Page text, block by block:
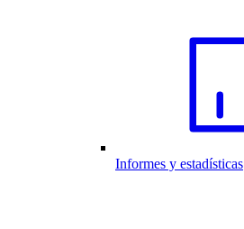
Informes y estadísticas